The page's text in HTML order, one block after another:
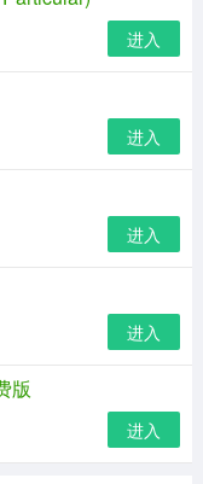
个股K线图下方专
门支持，其制作的
选股功能的基础上
等高级分析功能包
独树一帜;基金平
涵盖证券市场的各个
进入
进入
进入
进入
版
进入